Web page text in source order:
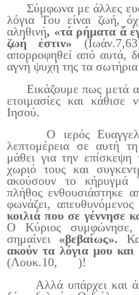
Σύμφωνα με άλλες
λόγια Του είναι ζωή,
αληθινή, «τά ρήματα ἅ
ζωή ἐστιν»
απορροφηθεί από αυτά,
αγνή ψυχή της τα
Εικάζουμε πως μετά
ετοιμασίες και
Ιησού.
Ο ιερός
λεπτομέρεια σε αυτή
μάθει για την
χωριό τους και
ακούσουν το κήρυγμά
πλήθος ενθουσιάστηκε
φωνάζει,
κοιλιά που σε γέννησε
Ο Κύριος συμφώνησε,
σημαίνει «βεβαίως».
ακούν τα λόγια μου
(Λουκ.10, )!
Αλλά υπάρχει και